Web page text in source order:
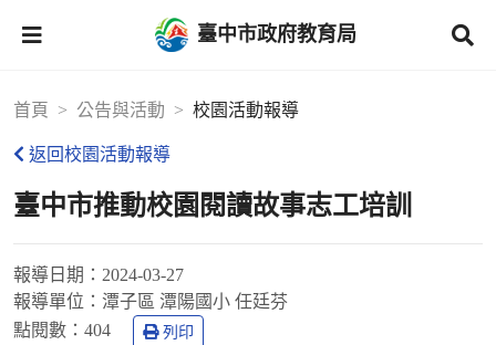
臺中市政府教育局
首頁 公告與活動 校園活動報導
返回校園活動報導
臺中市推動校園閱讀故事志工培訓
報導日期： 2024-03-27
報導單位： 潭子區 潭陽國小 任廷芬
點閱數： 404 列印